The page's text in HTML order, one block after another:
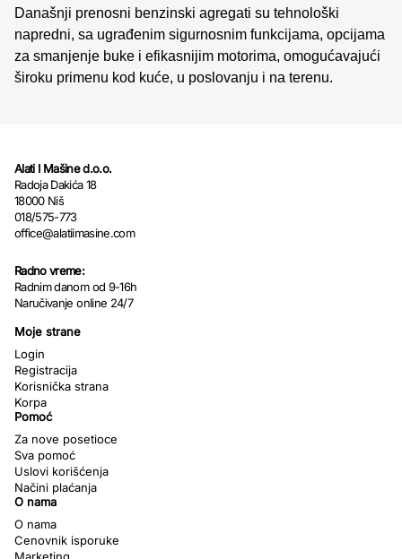
Današnji prenosni benzinski agregati su tehnološki
napredni, sa ugrađenim sigurnosnim funkcijama, opcijama
za smanjenje buke i efikasnijim motorima, omogućavajući
široku primenu kod kuće, u poslovanju i na terenu.
Alati I Mašine d.o.o.
Radoja Dakića 18
18000 Niš
018/575-773
office@alatiimasine.com
Radno vreme:
Radnim danom od 9-16h
Naručivanje online 24/7
Moje strane
Login
Registracija
Korisnička strana
Korpa
Pomoć
Za nove posetioce
Sva pomoć
Uslovi korišćenja
Načini plaćanja
O nama
O nama
Cenovnik isporuke
Marketing